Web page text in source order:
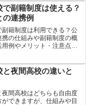
で副籍制度は使える？
の連携例
副籍制度は利用できる？公
携の仕組みや副籍制度の概
例やメリット・注意点を
と夜間高校の違いと
夜間高校はどちらも自由度
できますが、仕組みや目